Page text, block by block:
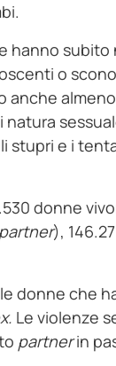
hanno
o
stupri e i
donne
partner),
donne che
Le violenze
partnerin